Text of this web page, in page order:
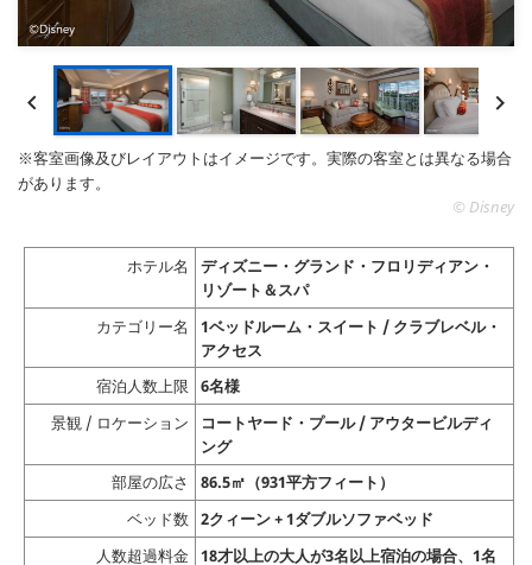
 
※客室画像及びレイアウトはイメージです。実際の客室とは異なる場合
があります。
© Disney
ホテル名
ディズニー・グランド・フロリディアン・
リゾート＆スパ
カテゴリー名
1ベッドルーム・スイート / クラブレベル・
アクセス
宿泊人数上限
6名様
景観 / ロケーション
コートヤード・プール / アウタービルディ
ング
部屋の広さ
86.5㎡（931平方フィート）
ベッド数 2クィーン + 1ダブルソファベッド
人数超過料金 18才以上の大人が3名以上宿泊の場合、1名